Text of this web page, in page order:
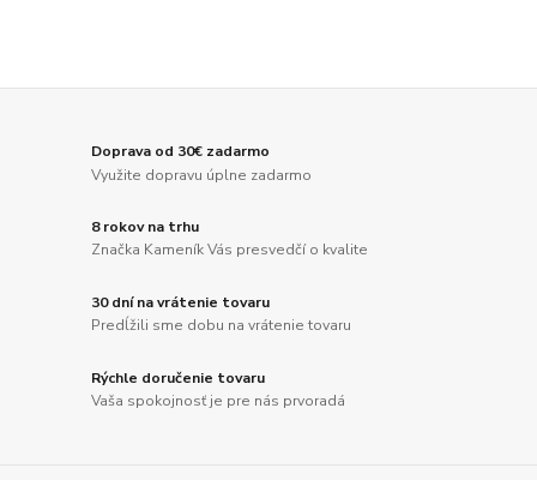
Doprava od 30€ zadarmo
Využite dopravu úplne zadarmo
8 rokov na trhu
Značka Kameník Vás presvedčí o kvalite
30 dní na vrátenie tovaru
Predĺžili sme dobu na vrátenie tovaru
Rýchle doručenie tovaru
Vaša spokojnosť je pre nás prvoradá